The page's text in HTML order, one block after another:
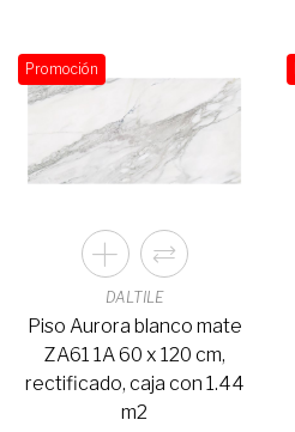
Promoción
DALTILE
Piso Aurora blanco mate
ZA61 1A 60 x 120 cm,
rectificado, caja con 1.44
m2